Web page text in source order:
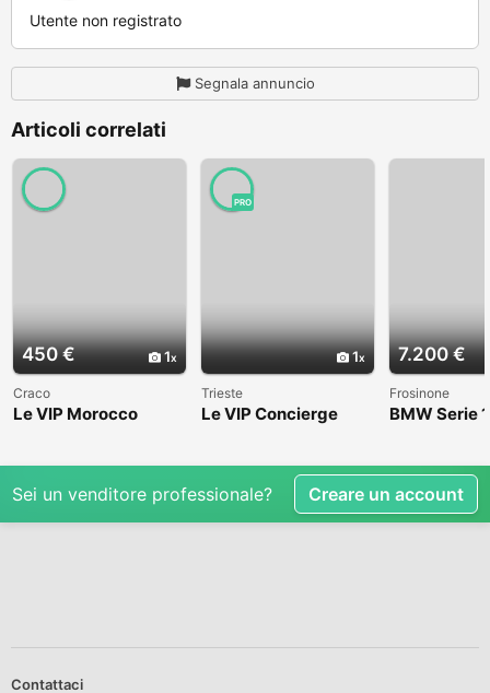
Utente non registrato
Segnala annuncio
Articoli correlati
450 € 1
Craco
Le VIP Morocco
1
PRO
Trieste
Le VIP Concierge
7.200 €
Frosinone
BMW Serie
Sei un venditore professionale? Creare un account
Contattaci